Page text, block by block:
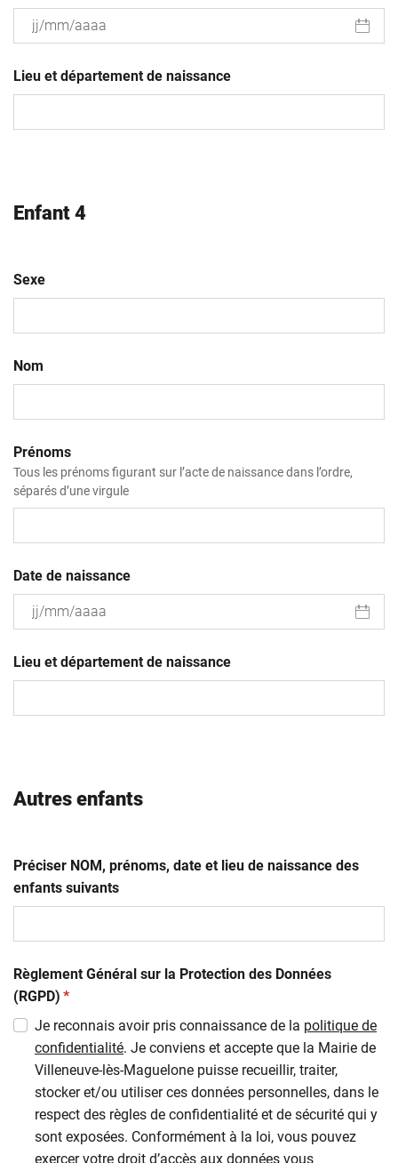
slash
MM
Lieu et département de naissance
Enfant 4
Sexe
Nom
Prénoms
Tous les prénoms figurant sur l’acte de naissance dans l’ordre,
séparés d’une virgule
Date de naissance
slash
MM
Lieu et département de naissance
Autres enfants
Préciser NOM, prénoms, date et lieu de naissance des
enfants suivants
Règlement Général sur la Protection des Données
(RGPD) (obligatoire)
*
Je reconnais avoir pris connaissance de la politique de
confidentialité. Je conviens et accepte que la Mairie de
Villeneuve-lès-Maguelone puisse recueillir, traiter,
stocker et/ou utiliser ces données personnelles, dans le
respect des règles de confidentialité et de sécurité qui y
sont exposées. Conformément à la loi, vous pouvez
exercer votre droit d’accès aux données vous